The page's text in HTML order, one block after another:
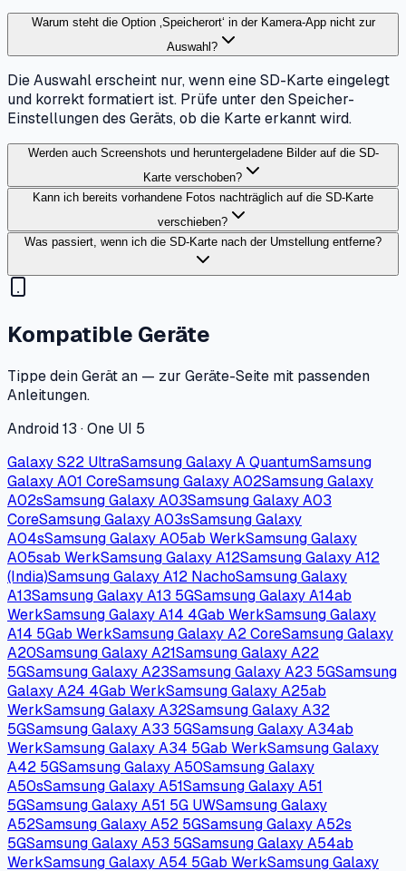
öffnen
1 /
Scrollen oder Buttons nutzen für den nächsten Schritt
War die Anleitung korrekt?
Hilf anderen: Bestätige den Pfad oder melde ein Problem.
103
Das Forum hat diesen Pfad verifiziert
Anzeige
Samsung
Kamera-Speicherort ändernauf
Samsung
Samsung-Kameras speichern Aufnahmen standardmäßig
im internen Speicher, auch wenn eine SD-Karte eingelegt
ist. Diese Voreinstellung schützt vor Datenverlust bei
defekten oder entfernten Karten, sorgt aber dafür, dass der
interne Speicher schneller voll wird.
ÜberKamera-App öffnen➔Einstellungen➔Speicherort➔
Wählenlegst du fest, ob Fotos, Videos und andere Medien
künftig auf der SD-Karte abgelegt werden. Die Option
erscheint inOne UI5 nur, wenn eine SD-Karte formatiert
und erkannt wurde.
Die Einstellung gilt ausschließlich für neue Aufnahmen.
Bereits gespeicherte Fotos bleiben an ihrem
ursprünglichen Ort und müssen bei Bedarf manuell über
die Galerie-App verschoben werden.